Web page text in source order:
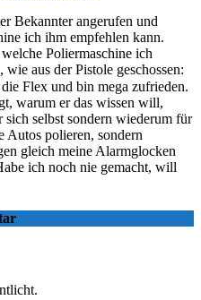
Bekannter angerufen und
ich ihm empfehlen kann.
Poliermaschine ich
aus der Pistole geschossen:
Flex und bin mega zufrieden.
warum er das wissen will,
selbst sondern wiederum für
Autos polieren, sondern
gleich meine Alarmglocken
ich noch nie gemacht, will